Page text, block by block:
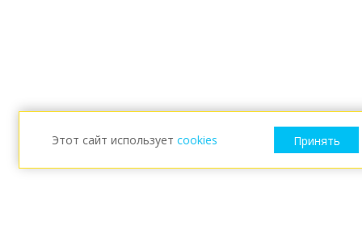
Этот сайт используетcookies Принять